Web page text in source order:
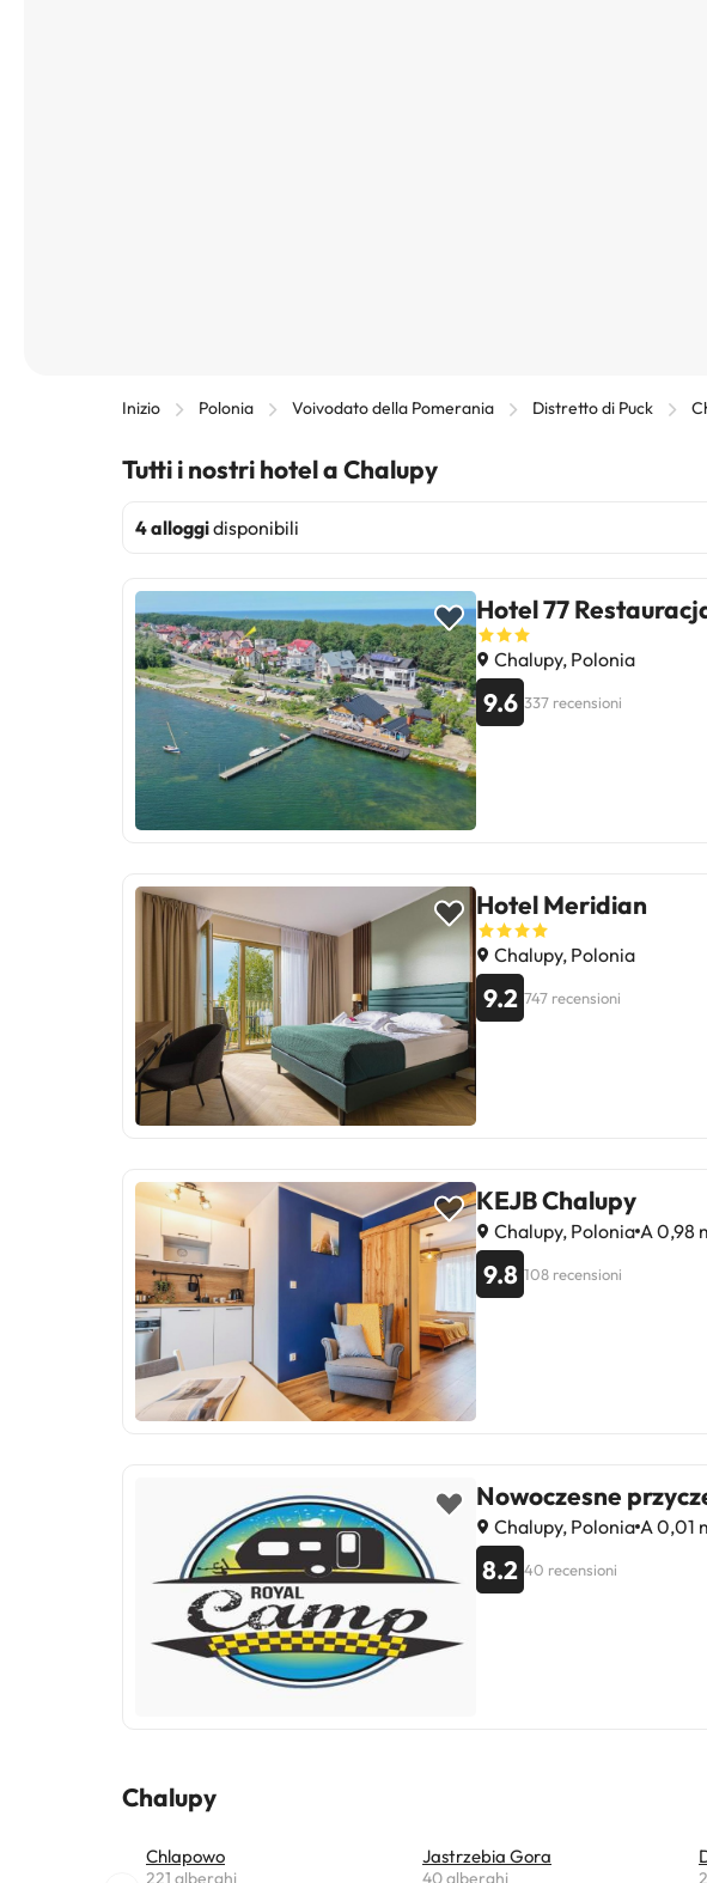
Inizio Polonia Voivodato della Pomerania Distretto di Puck
Tutti i nostri hotel a Chalupy
4 alloggidisponibili
Hotel 77
Chalupy, Polonia
9.6 337 recensioni
Hotel Meridian
Chalupy, Polonia
9.2 747 recensioni
KEJB Chalupy
Chalupy, Polonia A 0,98
9.8 108 recensioni
Nowoczesne
Chalupy, Polonia A 0,01
8.2 40 recensioni
Chalupy
Chlapowo
221 alberghi
Jastrzebia Gora
40 alberghi